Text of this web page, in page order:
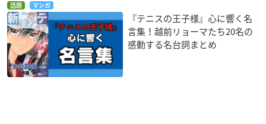
話題 マンガ
『テニスの王子様』心に響く名
言集！越前リョーマたち20名の
感動する名台詞まとめ